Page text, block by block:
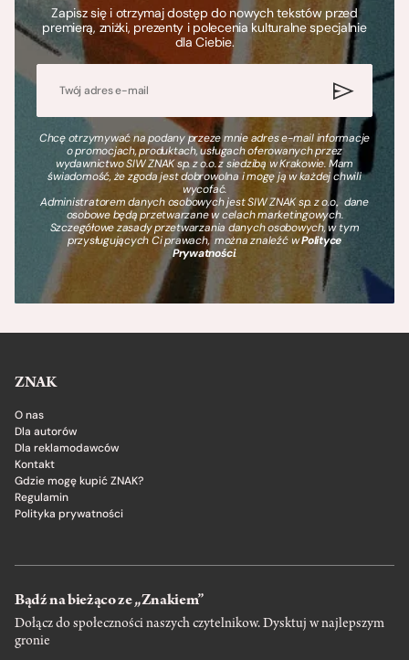
Zapisz się i otrzymaj dostęp do nowych tekstów przed
premierą, zniżki, prezenty i polecenia kulturalne specjalnie
dla Ciebie.
Chcę otrzymywać na podany przeze mnie adres e-mail informacje
o promocjach, produktach, usługach oferowanych przez
wydawnictwo SIW ZNAK sp. z o.o. z siedzibą w Krakowie. Mam
świadomość, że zgoda jest dobrowolna i mogę ją w każdej chwili
wycofać.
Administratorem danych osobowych jest SIW ZNAK sp. z o.o., dane
osobowe będą przetwarzane w celach marketingowych.
Szczegółowe zasady przetwarzania danych osobowych, w tym
przysługujących Ci prawach, można znaleźć wPolityce
Prywatności.
ZNAK
O nas
Dla autorów
Dla reklamodawców
Kontakt
Gdzie mogę kupić ZNAK?
Regulamin
Polityka prywatności
Bądź na bieżąco ze „Znakiem”
Dołącz do społeczności naszych czytelnikow. Dysktuj w najlepszym
gronie